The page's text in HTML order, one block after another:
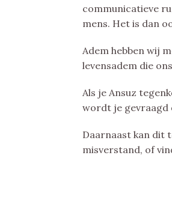
communicatieve
mens. Het is dan
Adem hebben wij
levensadem die
Als je Ansuz
wordt je gevraagd
Daarnaast kan dit
misverstand, of